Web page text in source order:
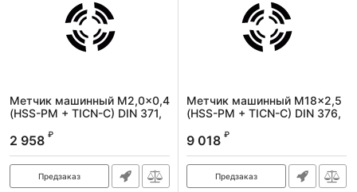
Метчик машинный M2,0x0,4
(HSS-PM + TICN-C) DIN 371,
Артикул:
2 958 ₽
Предзаказ
Метчик машинный M18x2,5
(HSS-PM + TICN-C) DIN 376,
Артикул:
9 018 ₽
Предзаказ